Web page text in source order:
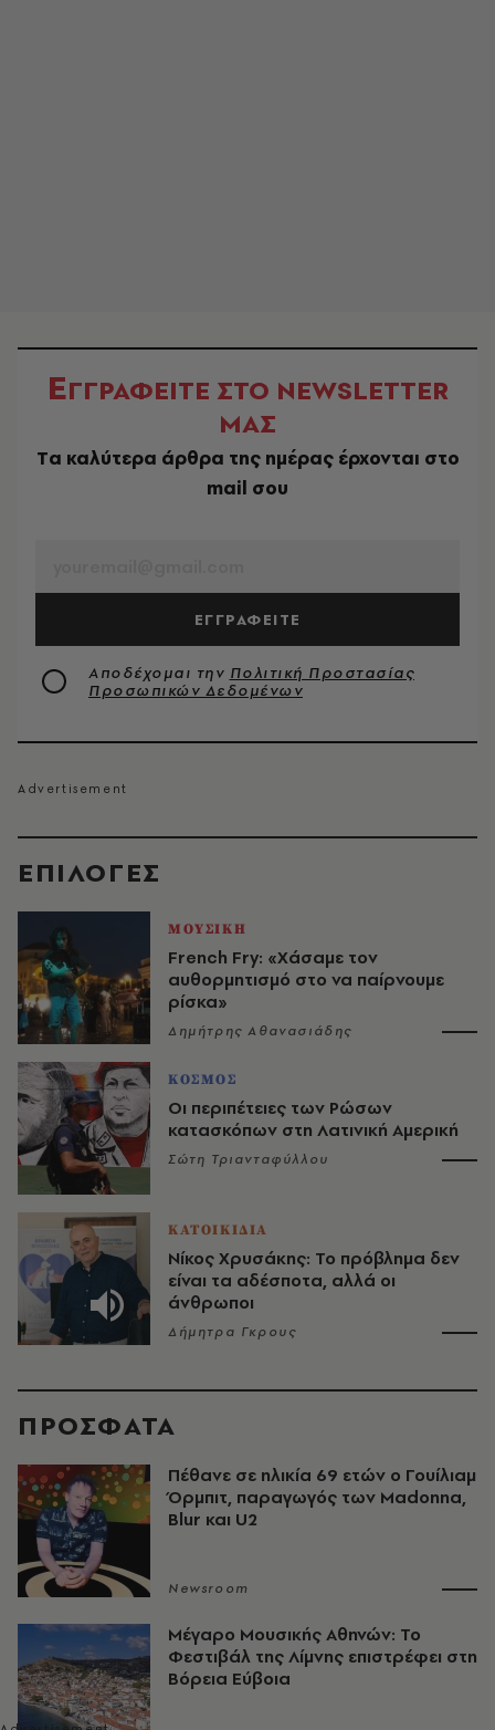
EΠΙΛΟΓΈΣ
ΜΟΥΣΙΚΗ
French Fry: «Χάσαμε τον
αυθορμητισμό στο να παίρνουμε
ρίσκα»
Δημήτρης Αθανασιάδης
ΚΟΣΜΟΣ
Οι περιπέτειες των Ρώσων
κατασκόπων στη Λατινική Αμερική
Σώτη Τριανταφύλλου
ΚΑΤΟΙΚΙΔΙΑ
Νίκος Χρυσάκης: Το πρόβλημα δεν
είναι τα αδέσποτα, αλλά οι
άνθρωποι
Δήμητρα Γκρους
ΕΓΓΡΑΦΕΙΤΕ ΣΤΟ NEWSLETTER
ΜΑΣ
Tα καλύτερα άρθρα της ημέρας έρχονται στο
mail σου
ΕΓΓΡΑΦΕΙΤΕ
Αποδέχομαι την Πολιτική Προστασίας
Προσωπικών Δεδομένων
ΠΡΟΣΦΑΤΑ
Πέθανε σε ηλικία 69 ετών ο Γουίλιαμ
Όρμπιτ, παραγωγός των Madonna,
Blur και U2
Newsroom
Μέγαρο Μουσικής Αθηνών: Το
Φεστιβάλ της Λίμνης επιστρέφει στη
Βόρεια Εύβοια